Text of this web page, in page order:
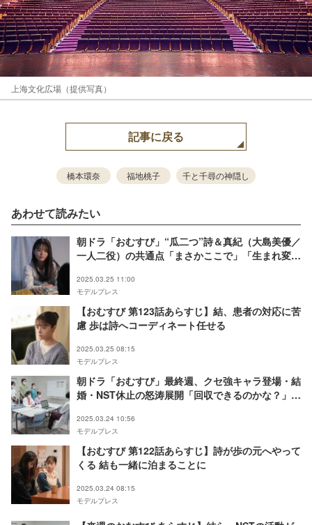
上海文化広場（提供写真）
記事に戻る
橋本環奈 福地桃子 千と千尋の神隠し
あわせて読みたい
朝ドラ「おむすび」“瓜二つ”詩＆真紀（大島美優／
一人二役）の共通点「まさかここで」「生まれ変わ
2025.03.25 11:00
モデルプレス
【おむすび 第123話あらすじ】結、患者の対応に苦
慮 歩は詩へコーディネート任せる
2025.03.25 08:15
モデルプレス
朝ドラ「おむすび」最終週、クセ強キャラ登場・結
婚・NST休止の怒涛展開「回収できるのかな？」
2025.03.24 10:56
モデルプレス
【おむすび 第122話あらすじ】詩が歩の元へやって
くる 結も一緒に泊まることに
2025.03.24 08:15
モデルプレス